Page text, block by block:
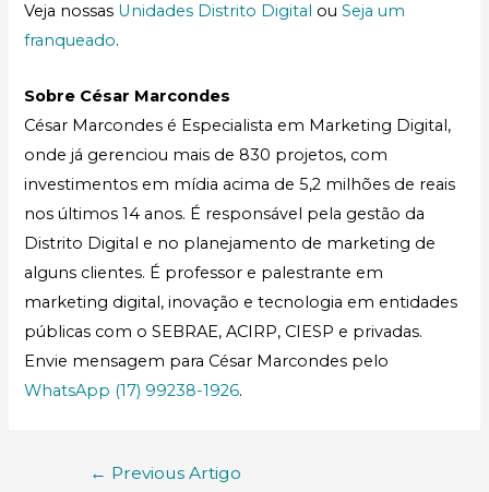
Veja nossas Unidades Distrito Digital ouSeja um
franqueado.
Sobre César Marcondes
César Marcondes é Especialista em Marketing Digital,
onde já gerenciou mais de 830 projetos, com
investimentos em mídia acima de 5,2 milhões de reais
nos últimos 14 anos. É responsável pela gestão da
Distrito Digital e no planejamento de marketing de
alguns clientes. É professor e palestrante em
marketing digital, inovação e tecnologia em entidades
públicas com o SEBRAE, ACIRP, CIESP e privadas.
Envie mensagem para César Marcondes pelo
WhatsApp (17) 99238-1926.
← Previous Artigo